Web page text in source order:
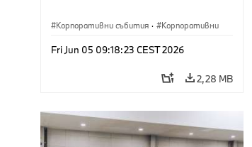
Корпоративни събития · Корпоративни
Fri Jun 05 09:18:23 CEST 2026
2,28 MB